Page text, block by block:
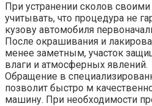
При устранении сколов
учитывать, что процедура не
кузову автомобиля
После окрашивания и
менее заметным, участок
влаги и атмосферных явлений.
Обращение в
позволит быстро м
машину. При необходимости